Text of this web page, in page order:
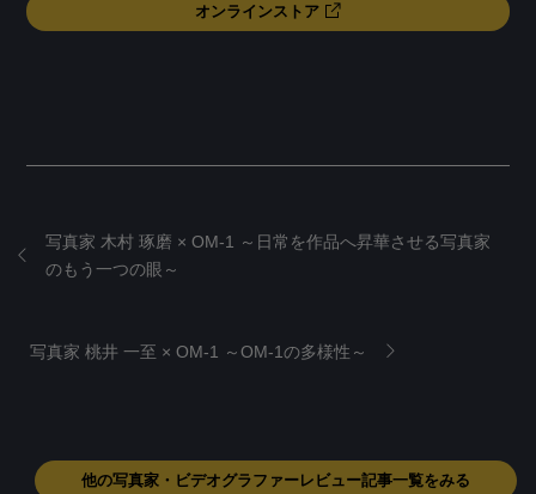
オンラインストア
写真家 木村 琢磨 × OM-1 ～日常を作品へ昇華させる写真家
のもう一つの眼～
写真家 桃井 一至 × OM-1 ～OM-1の多様性～
他の写真家・ビデオグラファーレビュー記事一覧をみる